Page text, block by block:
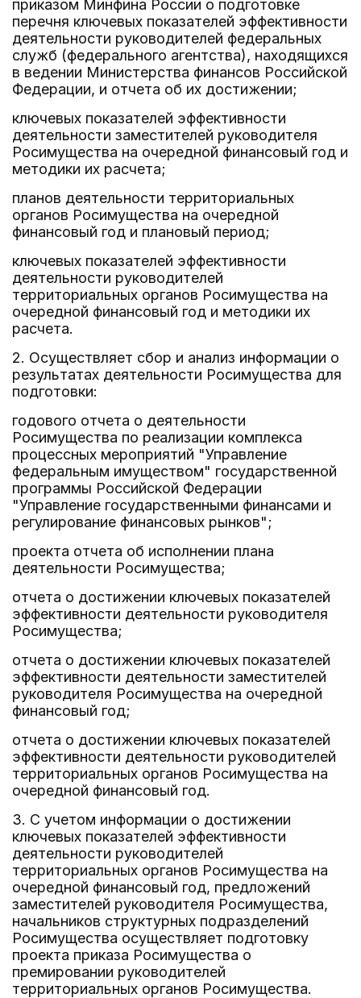
приказом Минфина России о подготовке
перечня ключевых показателей эффективности
деятельности руководителей федеральных
служб (федерального агентства), находящихся
в ведении Министерства финансов Российской
Федерации, и отчета об их достижении;
ключевых показателей эффективности
деятельности заместителей руководителя
Росимущества на очередной финансовый год и
методики их расчета;
планов деятельности территориальных
органов Росимущества на очередной
финансовый год и плановый период;
ключевых показателей эффективности
деятельности руководителей
территориальных органов Росимущества на
очередной финансовый год и методики их
расчета.
2. Осуществляет сбор и анализ информации о
результатах деятельности Росимущества для
подготовки:
годового отчета о деятельности
Росимущества по реализации комплекса
процессных мероприятий "Управление
федеральным имуществом" государственной
программы Российской Федерации
"Управление государственными финансами и
регулирование финансовых рынков";
проекта отчета об исполнении плана
деятельности Росимущества;
отчета о достижении ключевых показателей
эффективности деятельности руководителя
Росимущества;
отчета о достижении ключевых показателей
эффективности деятельности заместителей
руководителя Росимущества на очередной
финансовый год;
отчета о достижении ключевых показателей
эффективности деятельности руководителей
территориальных органов Росимущества на
очередной финансовый год.
3. С учетом информации о достижении
ключевых показателей эффективности
деятельности руководителей
территориальных органов Росимущества на
очередной финансовый год, предложений
заместителей руководителя Росимущества,
начальников структурных подразделений
Росимущества осуществляет подготовку
проекта приказа Росимущества о
премировании руководителей
территориальных органов Росимущества.